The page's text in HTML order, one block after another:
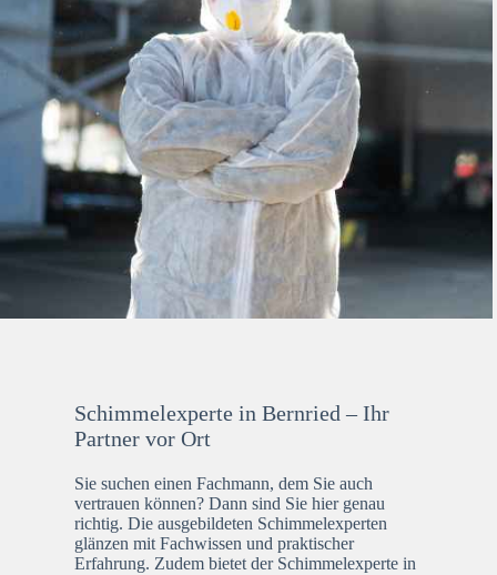
Schimmelexperte in Bernried – Ihr
Partner vor Ort
Sie suchen einen Fachmann, dem Sie auch
vertrauen können? Dann sind Sie hier genau
richtig. Die ausgebildeten Schimmelexperten
glänzen mit Fachwissen und praktischer
Erfahrung. Zudem bietet der Schimmelexperte in